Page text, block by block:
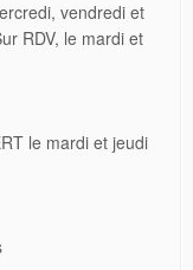
vendredi et
RDV, le mardi et
le mardi et jeudi